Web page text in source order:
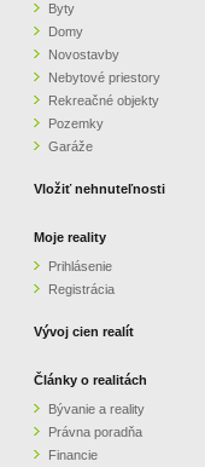
Byty
Domy
Novostavby
Nebytové priestory
Rekreačné objekty
Pozemky
Garáže
Vložiť nehnuteľnosti
Moje reality
Prihlásenie
Registrácia
Vývoj cien realít
Články o realitách
Bývanie a reality
Právna poradňa
Financie